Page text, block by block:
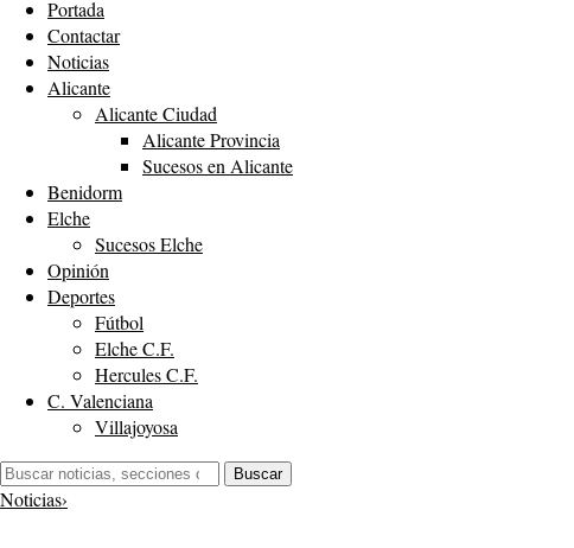
Portada
Contactar
Noticias
Alicante
Alicante Ciudad
Alicante Provincia
Sucesos en Alicante
Benidorm
Elche
Sucesos Elche
Opinión
Deportes
Fútbol
Elche C.F.
Hercules C.F.
C. Valenciana
Villajoyosa
Buscar:
Buscar
Noticias›